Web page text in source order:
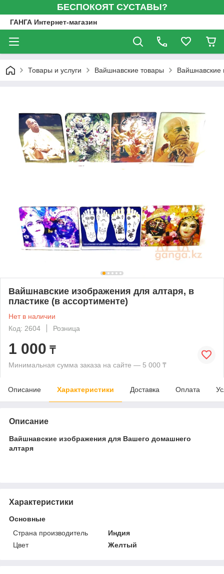
БЕСПОКОЯТ СУСТАВЫ?
ГАНГА Интернет-магазин
Товары и услуги Вайшнавские товары Вайшнавские
Вайшнавские изображения для алтаря, в
пластике (в ассортименте)
Нет в наличии
Код: 2604
Розница
1 000 ₸
Минимальная сумма заказа на сайте — 5 000 ₸
Описание Характеристики Доставка Оплата
Описание
Вайшнавские изображения для Вашего домашнего
алтаря
Характеристики
Основные
Страна производитель
Индия
Цвет
Желтый